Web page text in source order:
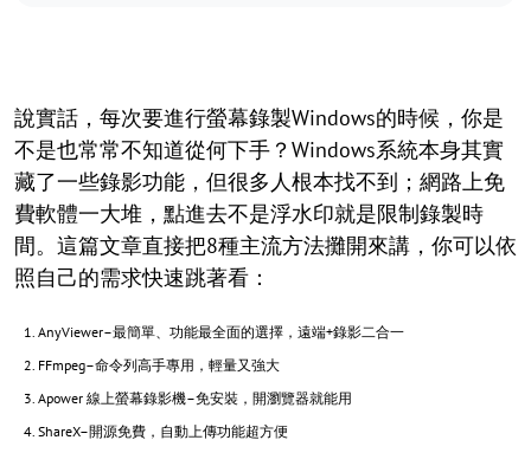
說實話，每次要進行螢幕錄製Windows的時候，你是
不是也常常不知道從何下手？Windows系統本身其實
藏了一些錄影功能，但很多人根本找不到；網路上免
費軟體一大堆，點進去不是浮水印就是限制錄製時
間。這篇文章直接把8種主流方法攤開來講，你可以依
照自己的需求快速跳著看：
AnyViewer–最簡單、功能最全面的選擇，遠端+錄影二合一
FFmpeg–命令列高手專用，輕量又強大
Apower 線上螢幕錄影機–免安裝，開瀏覽器就能用
ShareX–開源免費，自動上傳功能超方便